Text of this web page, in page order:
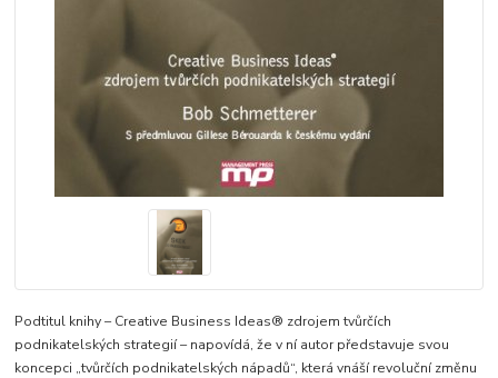
Podtitul knihy – Creative Business Ideas® zdrojem tvůrčích
podnikatelských strategií – napovídá, že v ní autor představuje svou
koncepci „tvůrčích podnikatelských nápadů“, která vnáší revoluční změnu